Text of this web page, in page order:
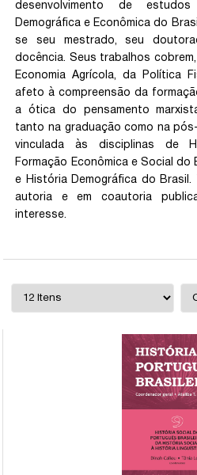
desenvolvimento de
Demográfica e Econômica do
se seu mestrado, seu
docência. Seus trabalhos
Economia Agrícola, da Política
afeto à compreensão da
a ótica do pensamento
tanto na graduação como na
vinculada às disciplinas de
Formação Econômica e Social do
e História Demográfica do Brasil.
autoria e em coautoria
interesse.